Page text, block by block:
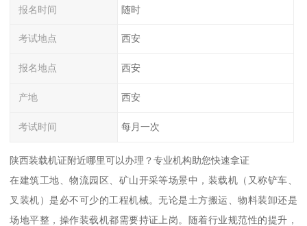
报名时间 随时
考试地点 西安
报名地点 西安
产地 西安
考试时间 每月一次
陕西装载机证附近哪里可以办理？专业机构助您快速拿证
在建筑工地、物流园区、矿山开采等场景中，装载机（又称铲车、
叉装机）是必不可少的工程机械。无论是土方搬运、物料装卸还是
场地平整，操作装载机都需要持证上岗。随着行业规范性的提升，